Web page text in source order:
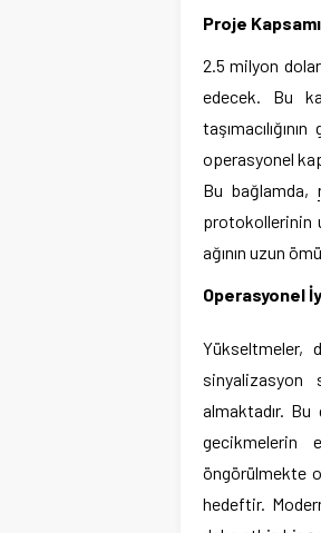
Proje
2.5 milyon
edecek. Bu
operasyonel
Bu bağlamda,
protokollerinin
ağının uzun
Operasyonel
Yükseltmeler,
almaktadır.
gecikmelerin
öngörülmekte
hedeftir.